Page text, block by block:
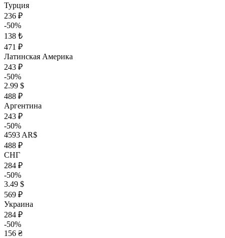
Турция
236 ₽
-50%
138 ₺
471 ₽
Латинская Америка
243 ₽
-50%
2.99 $
488 ₽
Аргентина
243 ₽
-50%
4593 AR$
488 ₽
СНГ
284 ₽
-50%
3.49 $
569 ₽
Украина
284 ₽
-50%
156 ₴